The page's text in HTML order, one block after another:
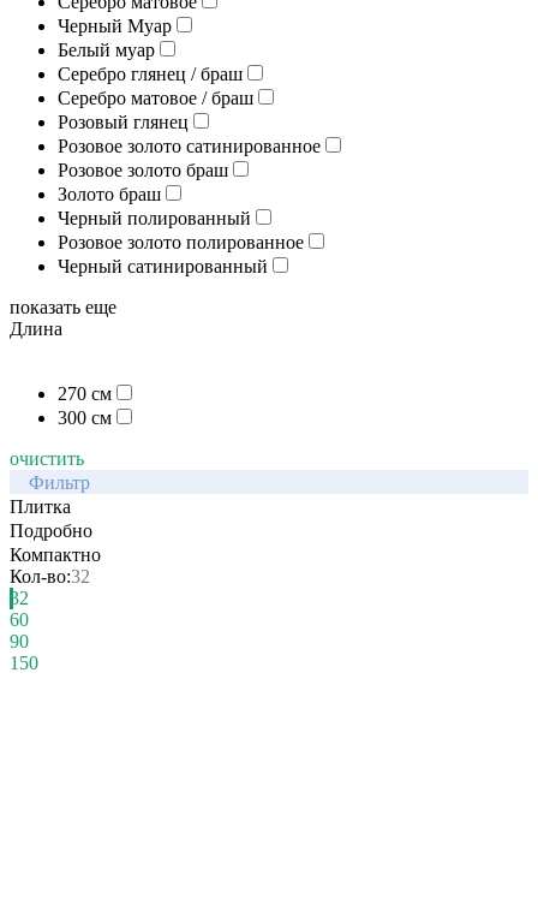
Черный Муар
Белый муар
Серебро глянец / браш
Серебро матовое / браш
Розовый глянец
Розовое золото сатинированное
Розовое золото браш
Золото браш
Черный полированный
Розовое золото полированное
Черный сатинированный
показать еще
Длина
270 см
300 см
очистить
Фильтр
Плитка
Подробно
Компактно
Кол-во:32
32
60
90
150